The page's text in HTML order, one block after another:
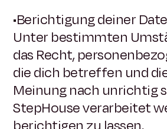
•Berichtigung deiner
Unter bestimmten
das Recht,
die dich betreffen und
Meinung nach unrichtig
StepHouse verarbeitet